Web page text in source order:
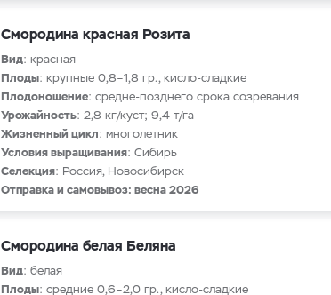
Смородина красная Розита
Вид: красная
Плоды: крупные 0,8–1,8 гр., кисло-сладкие
Плодоношение: средне-позднего срока созревания
Урожайность: 2,8 кг/куст; 9,4 т/га
Жизненный цикл: многолетник
Условия выращивания: Сибирь
Селекция: Россия, Новосибирск
Отправка и самовывоз: весна 2026
Смородина белая Беляна
Вид: белая
Плоды: средние 0,6–2,0 гр., кисло-сладкие